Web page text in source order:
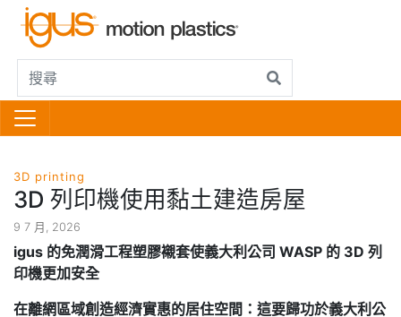
3D printing
3D 列印機使用黏土建造房屋
9 7 月, 2026
igus 的免潤滑工程塑膠襯套使義大利公司 WASP 的 3D 列
印機更加安全
在離網區域創造經濟實惠的居住空間：這要歸功於義大利公